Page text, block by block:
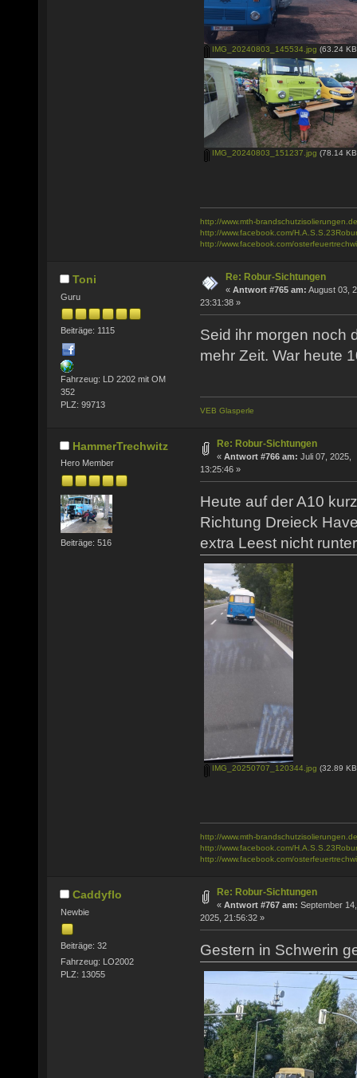
IMG_20240803_145534.jpg (63.24
IMG_20240803_151237.jpg (78.14
http://www.mth-
http://www.facebook.com/H.A.S.S.23Robur
http://www.facebook.com/
Toni
Guru
Beiträge: 1115
Fahrzeug: LD 2202 mit OM
352
PLZ: 99713
Re: Robur-Sichtungen
« Antwort #765 am: August 03,
23:31:38 »
Seid ihr morgen noch
mehr Zeit. War heute
VEB Glasperle
HammerTrechwitz
Hero Member
Beiträge: 516
Re: Robur-Sichtungen
« Antwort #766 am: Juli 07, 2025,
13:25:46 »
Heute auf der A10
Richtung Dreieck
extra Leest nicht
IMG_20250707_120344.jpg (32.89
http://www.mth-
http://www.facebook.com/H.A.S.S.23Robur
http://www.facebook.com/
Caddyflo
Newbie
Beiträge: 32
Fahrzeug: LO2002
PLZ: 13055
Re: Robur-Sichtungen
« Antwort #767 am: September 14,
2025, 21:56:32 »
Gestern in Schwerin